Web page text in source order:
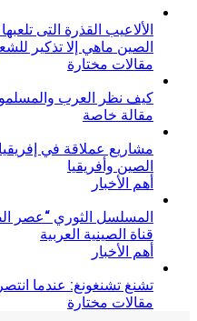
الألاعيب القذرة التى
الصين ماهي إلا تذكير
مقالات مختارة
كيف نظر العرب
مقالة خاصة
مشاريع عملاقة في
الصين وأفريقيا
أهم الأخبار
المسلسل الثوري “عصر
قناة الصينية العربية
أهم الأخبار
تشنغ تشنغونغ: عندما
مقالات مختارة